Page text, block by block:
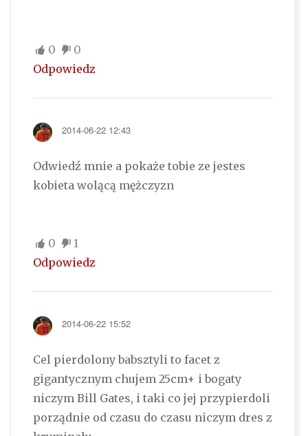
0
0
Odpowiedz
2014-06-22 12:43
Odwiedź mnie a pokaże tobie ze jestes
kobieta wolącą mężczyzn
0
1
Odpowiedz
2014-06-22 15:52
Cel pierdolony babsztyli to facet z
gigantycznym chujem 25cm+ i bogaty
niczym Bill Gates, i taki co jej przypierdoli
porządnie od czasu do czasu niczym dres z